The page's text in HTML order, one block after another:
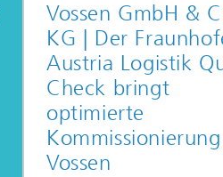
Vossen GmbH &
KG | Der
Austria Logistik
Check bringt
optimierte
Vossen​